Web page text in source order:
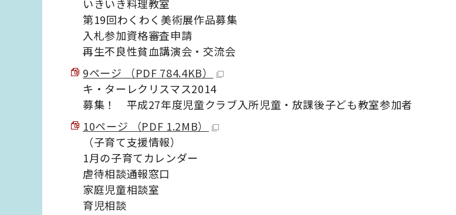
いきいき料理教室
第19回わくわく美術展作品募集
入札参加資格審査申請
再生不良性貧血講演会・交流会
9ページ （PDF 784.4KB）
キ・ターレクリスマス2014
募集！ 平成27年度児童クラブ入所児童・放課後子ども教室参加者
10ページ （PDF 1.2MB）
（子育て支援情報）
1月の子育てカレンダー
虐待相談通報窓口
家庭児童相談室
育児相談